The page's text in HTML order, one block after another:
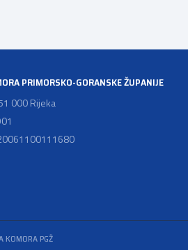
PRIMORSKO-GORANSKE ŽUPANIJE
000 Rijeka
PGŽ